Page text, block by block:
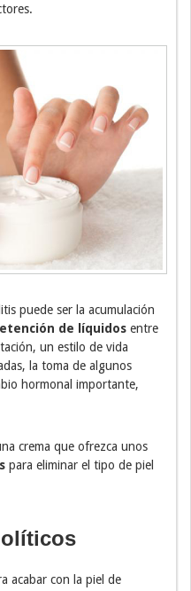
puede ser la acumulación
de líquidos entre
un estilo de vida
la toma de algunos
hormonal importante,
crema que ofrezca unos
para eliminar el tipo de piel
acabar con la piel de